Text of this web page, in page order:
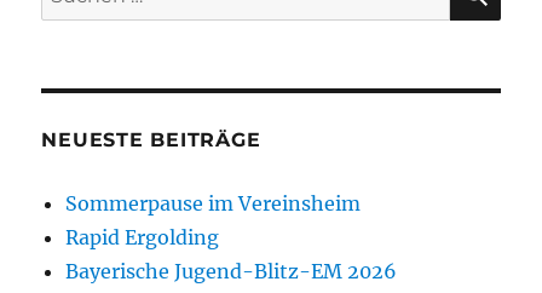
nach:
NEUESTE BEITRÄGE
Sommerpause im Vereinsheim
Rapid Ergolding
Bayerische Jugend-Blitz-EM 2026